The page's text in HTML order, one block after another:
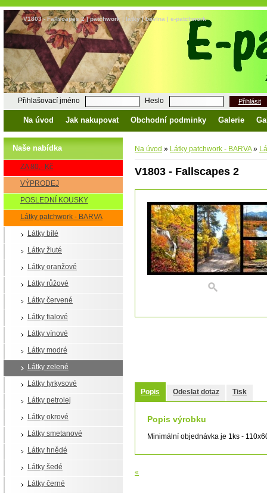
V1803 - Fallscapes 2 | patchwork | látky | bavlna | e-patchwork
Přihlašovací jméno Heslo Přihlásit
Na úvod Jak nakupovat Obchodní podminky Galerie
Naše nabídka
ZA 80,- Kč
VÝPRODEJ
POSLEDNÍ KOUSKY
Látky patchwork - BARVA
Látky bílé
Látky žluté
Látky oranžové
Látky růžové
Látky červené
Látky fialové
Látky vínové
Látky modré
Látky zelené
Látky tyrkysové
Látky petrolej
Látky okrové
Látky smetanové
Látky hnědé
Látky šedé
Látky černé
Na úvod » Látky patchwork - BARVA »
V1803 - Fallscapes 2
Popis Odeslat dotaz Tisk
Popis výrobku
Minimální objednávka je 1ks -
«